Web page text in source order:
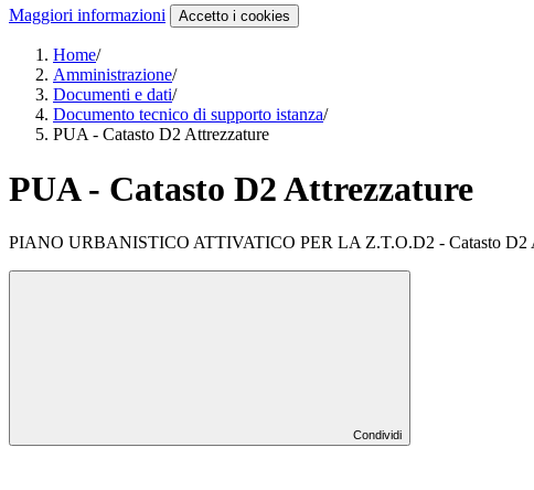
Maggiori informazioni Accetto i cookies
Home/
Amministrazione/
Documenti e dati/
Documento tecnico di supporto istanza/
PUA - Catasto D2 Attrezzature
PUA - Catasto D2 Attrezzature
PIANO URBANISTICO ATTIVATICO PER LA Z.T.O.D2 - Catasto D2
Condividi